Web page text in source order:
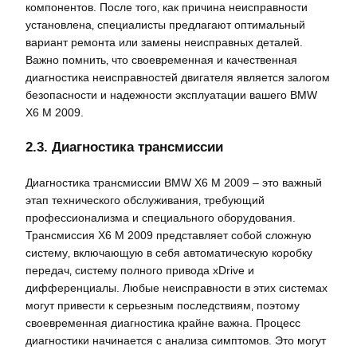
компонентов. После того‚ как причина неисправности
установлена‚ специалисты предлагают оптимальный
вариант ремонта или замены неисправных деталей.
Важно помнить‚ что своевременная и качественная
диагностика неисправностей двигателя является залогом
безопасности и надежности эксплуатации вашего BMW
X6 M 2009.
2.3. Диагностика трансмиссии
Диагностика трансмиссии BMW X6 M 2009 – это важный
этап технического обслуживания‚ требующий
профессионализма и специального оборудования.
Трансмиссия X6 M 2009 представляет собой сложную
систему‚ включающую в себя автоматическую коробку
передач‚ систему полного привода xDrive и
дифференциалы. Любые неисправности в этих системах
могут привести к серьезным последствиям‚ поэтому
своевременная диагностика крайне важна. Процесс
диагностики начинается с анализа симптомов. Это могут